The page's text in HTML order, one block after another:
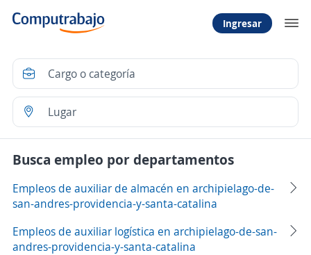
Ingresar
Busca empleo por departamentos
Empleos de auxiliar de almacén en archipielago-de-
san-andres-providencia-y-santa-catalina
Empleos de auxiliar logística en archipielago-de-san-
andres-providencia-y-santa-catalina